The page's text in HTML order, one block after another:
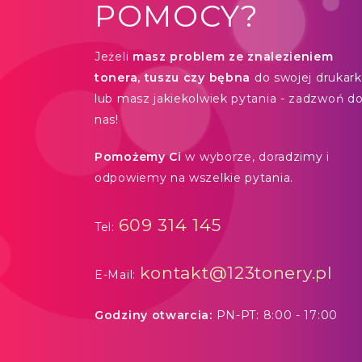
POMOCY?
Jeżeli masz problem ze znalezieniem
tonera, tuszu czy bębna do swojej
lub masz jakiekolwiek pytania - zadzwoń
nas!
Pomożemy Ciw wyborze, doradzimy i
odpowiemy na wszelkie pytania.
Tel: 609 314 145
E-Mail: kontakt@123tonery.pl
Godziny otwarcia: PN-PT: 8:00 - 17:00